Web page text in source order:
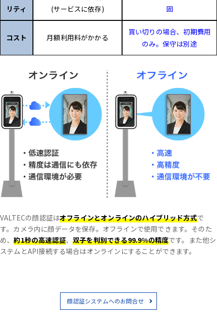
リティ
(サービスに依存)
固
コスト 月額利用料がかかる
買い切りの場合、初期費用
のみ。保守は別途
VALTECの顔認証はオフラインとオンラインのハイブリッド方式で
す。 カメラ内に顔データを保存。オフラインで使用できます。 そのた
め、約1秒の高速認証、双子を判別できる99.9%の精度です。 また他シ
ステムとAPI接続する場合はオンラインにすることができます。
顔認証システムへのお問合せ